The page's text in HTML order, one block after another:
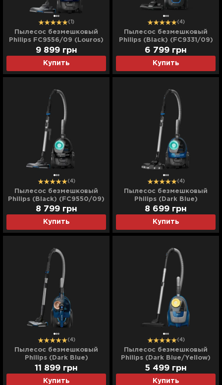
(1)
Пылесос безмешковый
Philips FC9556/09 (Louros)
Купить
9 899 грн
(4)
Пылесос безмешковый
Philips (Black) (FC9331/09)
Купить
6 799 грн
(4)
Пылесос безмешковый
Philips (Black) (FC9550/09)
Купить
8 799 грн
(4)
Пылесос безмешковый
Philips (Dark Blue)
(FC9557/09)
Купить
8 699 грн
(4)
Пылесос безмешковый
Philips (Dark Blue)
(FC9745/09)
Купить
11 899 грн
(4)
Пылесос безмешковый
Philips (Dark Blue/Yellow)
(XB2125/09)
Купить
5 499 грн